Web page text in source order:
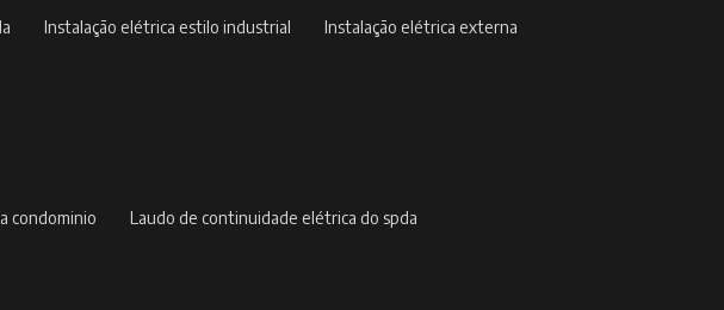
instalação elétrica estilo industrial instalação elétrica externa
condominio laudo de continuidade elétrica do spda